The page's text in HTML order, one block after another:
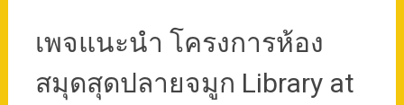
เพจแนะนำ โครงการห้อง
สมุดสุดปลายจมูก Library at